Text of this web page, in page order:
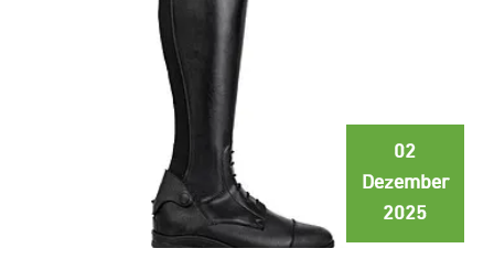
02
Dezember
2025